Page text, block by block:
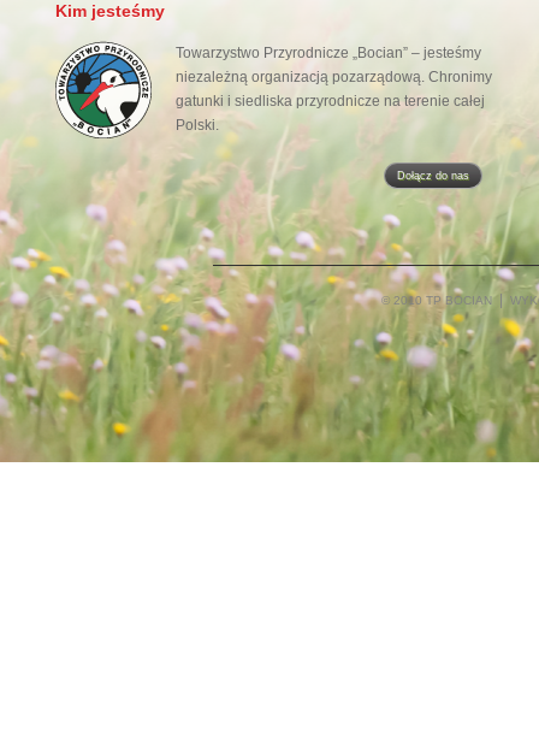
Kim jesteśmy
Towarzystwo Przyrodnicze „Bocian” – jesteśmy
niezależną organizacją pozarządową. Chronimy
gatunki i siedliska przyrodnicze na terenie całej
Polski.
Dołącz do nas
© 2010 TP BOCIAN